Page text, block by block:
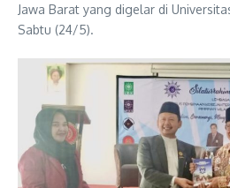
Jawa Barat yang digelar di
Sabtu (24/5).